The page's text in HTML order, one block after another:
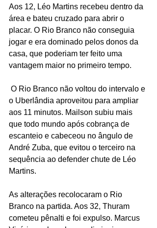
Aos 12, Léo Martins recebeu dentro da
área e bateu cruzado para abrir o
placar. O Rio Branco não conseguia
jogar e era dominado pelos donos da
casa, que poderiam ter feito uma
vantagem maior no primeiro tempo.
o Uberlândia aproveitou para ampliar
aos 11 minutos. Mailson subiu mais
que todo mundo após cobrança de
escanteio e cabeceou no ângulo de
André Zuba, que evitou o terceiro na
sequência ao defender chute de Léo
Martins.
As alterações recolocaram o Rio
Branco na partida. Aos 32, Thuram
cometeu pênalti e foi expulso. Marcus